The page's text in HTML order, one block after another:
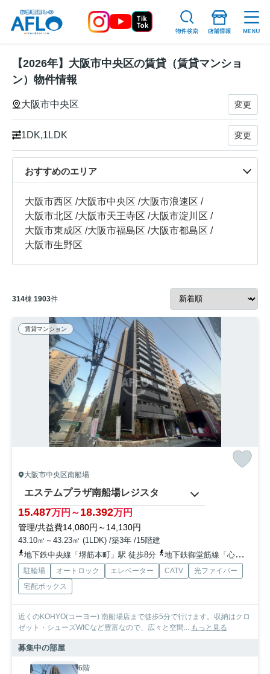
【2026年】大阪市中央区の賃貸（賃貸マンショ
ン）物件情報
大阪市中央区 変更
1DK,1LDK 変更
おすすめのエリア
大阪市西区 /大阪市中央区 /大阪市浪速区 /
大阪市北区 /大阪市天王寺区 /大阪市淀川区 /
大阪市東成区 /大阪市福島区 /大阪市都島区 /
大阪市生野区
314棟 1903件
賃貸マンション
大阪市中央区南船場
エステムプラザ南船場レジスタ
15.487万円～18.392万円
管理/共益費14,080円～14,130円
43.10㎡～43.23㎡ (1LDK) /築3年 /15階建
地下鉄中央線「堺筋本町」駅 徒歩8分
地下鉄御堂筋線「心斎橋」駅 徒歩13分
駐輪場 オートロック エレベーター CATV
光ファイバー
宅配ボックス
近くのKOHYO(コーヨー) 南船場店まで徒歩5分で行けます。収納はクロ
ゼット・シューズWICなど豊富なので、広々と空間...
もっと見る
募集中の部屋
6階